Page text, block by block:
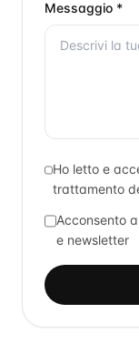
Messaggio *
Ho letto e
trattamento
Acconsento
e newsletter